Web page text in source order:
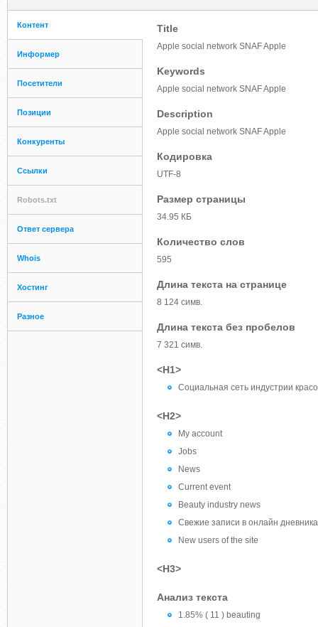
Контент
Информер
Посетители
Позиции
Конкуренты
Ссылки
Robots.txt
Ответ сервера
Whois
Хостинг
Разное
Title
Apple social network SNAF Apple
Keywords
Apple social network SNAF Apple
Description
Apple social network SNAF Apple
Кодировка
UTF-8
Размер страницы
34.95 КБ
Количество слов
595
Длина текста на странице
8 124 симв.
Длина текста без пробелов
7 321 симв.
<H1>
Социальная сеть индустрии
<H2>
My account
Jobs
News
Current event
Beauty industry news
Свежие записи в онлайн
New users of the site
<H3>
Анализ текста
1.85% ( 11 ) beauting